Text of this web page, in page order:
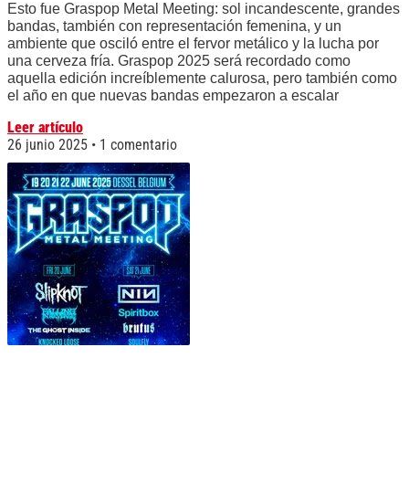
Esto fue Graspop Metal Meeting: sol incandescente, grandes
bandas, también con representación femenina, y un
ambiente que osciló entre el fervor metálico y la lucha por
una cerveza fría. Graspop 2025 será recordado como
aquella edición increíblemente calurosa, pero también como
el año en que nuevas bandas empezaron a escalar
Leer artículo
26 junio 2025
1 comentario